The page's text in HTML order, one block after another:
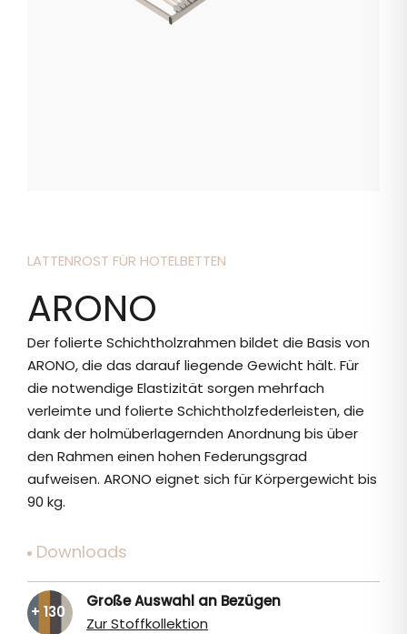
LATTENROST FÜR HOTELBETTEN
ARONO
Der folierte Schichtholzrahmen bildet die Basis von
ARONO, die das darauf liegende Gewicht hält. Für
die notwendige Elastizität sorgen mehrfach
verleimte und folierte Schichtholzfederleisten, die
dank der holmüberlagernden Anordnung bis über
den Rahmen einen hohen Federungsgrad
aufweisen. ARONO eignet sich für Körpergewicht bis
90 kg.
Downloads
+ 130
Große Auswahl an Bezügen
Zur Stoffkollektion